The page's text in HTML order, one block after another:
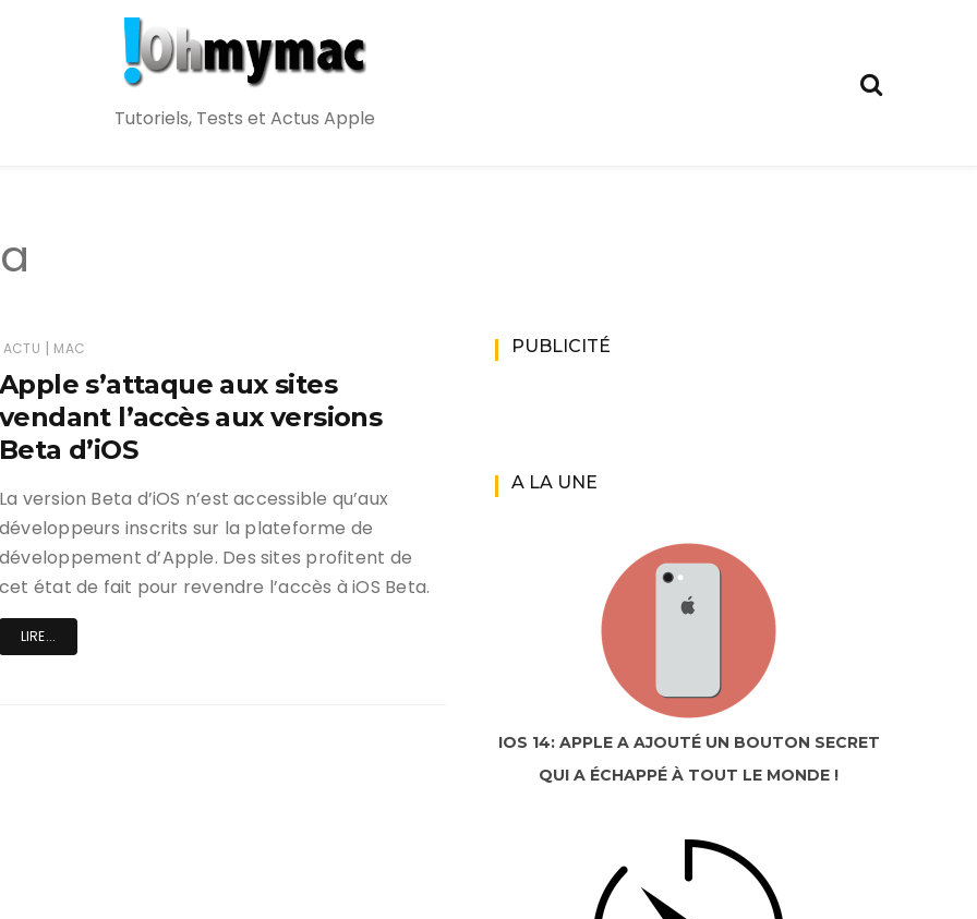
Tutoriels, Tests et Actus Apple
ACTU | MAC
s’attaque aux sites
l’accès aux versions
d’iOS
version Beta d’iOS n’est accessible qu’aux
inscrits sur la plateforme de
d’Apple. Des sites profitent de
état de fait pour revendre l’accès à iOS Beta.
LIRE...
PUBLICITÉ
A LA UNE
IOS 14: APPLE A AJOUTÉ UN BOUTON SECRET
QUI A ÉCHAPPÉ À TOUT LE MONDE !